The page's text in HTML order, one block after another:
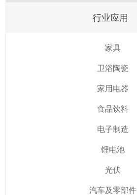
行业应用
家具
卫浴陶瓷
家用电器
食品饮料
电子制造
锂电池
光伏
汽车及零部件